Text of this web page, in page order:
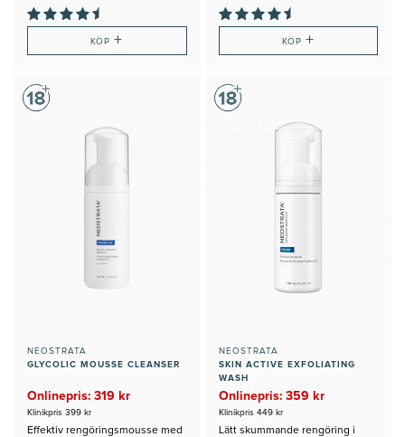
KÖP+ KÖP +
NEOSTRATA
GLYCOLIC MOUSSE CLEANSER
Onlinepris: 319 kr
Klinikpris 399 kr
Effektiv rengöringsmousse med
NEOSTRATA
SKIN ACTIVE EXFOLIATING
WASH
Onlinepris: 359 kr
Klinikpris 449 kr
Lätt skummande rengöring i